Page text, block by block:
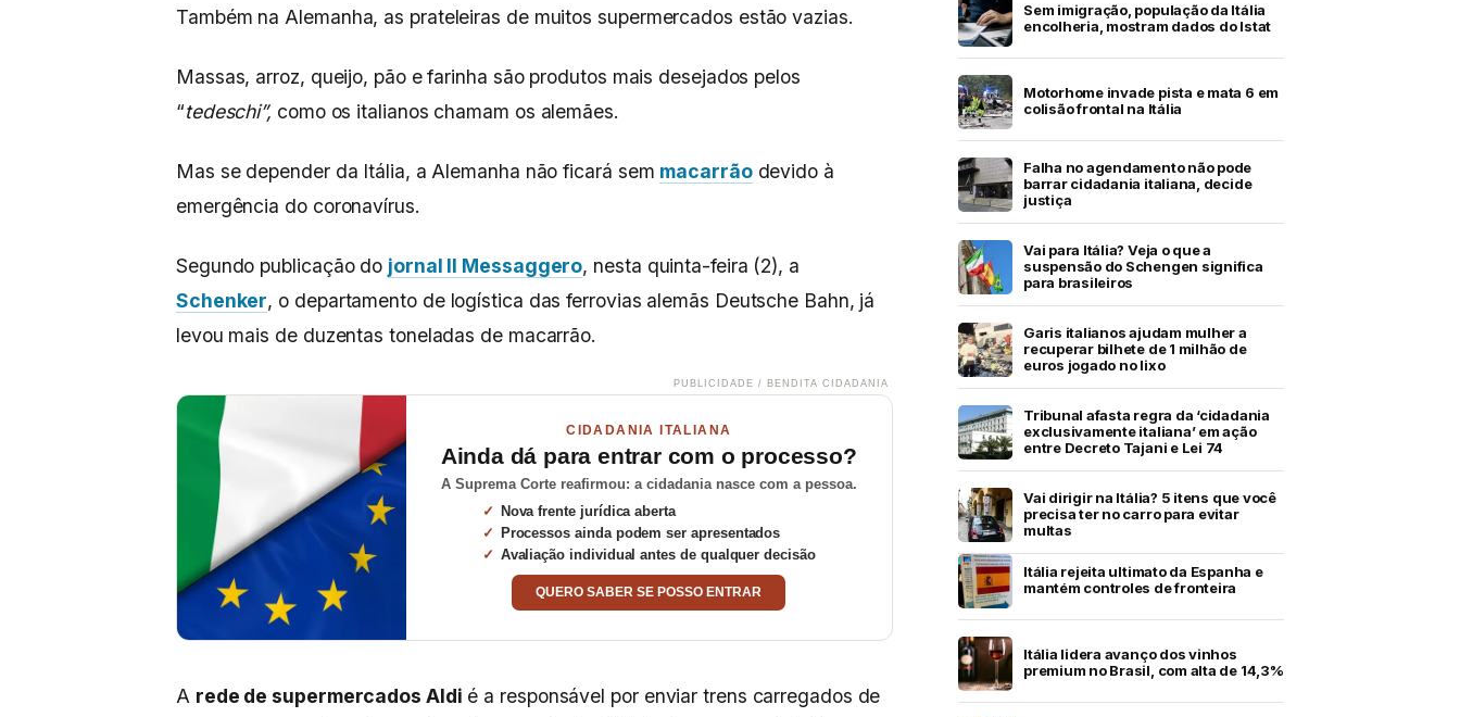
Também na Alemanha, as prateleiras de muitos supermercados estão vazias.
Massas, arroz, queijo, pão e farinha são produtos mais desejados pelos
“tedeschi”, como os italianos chamam os alemães.
Mas se depender da Itália, a Alemanha não ficará sem macarrãodevido à
emergência do coronavírus.
Segundo publicação do jornal Il Messaggero, nesta quinta-feira (2), a
Schenker, o departamento de logística das ferrovias alemãs Deutsche Bahn, já
levou mais de duzentas toneladas de macarrão.
PUBLICIDADE / BENDITA CIDADANIA
CIDADANIA ITALIANA
Ainda dá para entrar com o processo?
A Suprema Corte reafirmou: a cidadania nasce com a pessoa.
Nova frente jurídica aberta
Processos ainda podem ser apresentados
Avaliação individual antes de qualquer decisão
QUERO SABER SE POSSO ENTRAR
A rede de supermercados Aldi é a responsável por enviar trens carregados de
Sem imigração, população da Itália
encolheria, mostram dados do Istat
Motorhome invade pista e mata 6 em
colisão frontal na Itália
Falha no agendamento não pode
barrar cidadania italiana, decide
justiça
Vai para Itália? Veja o que a
suspensão do Schengen significa
para brasileiros
Garis italianos ajudam mulher a
recuperar bilhete de 1 milhão de
euros jogado no lixo
Tribunal afasta regra da ‘cidadania
exclusivamente italiana’ em ação
entre Decreto Tajani e Lei 74
Vai dirigir na Itália? 5 itens que você
precisa ter no carro para evitar
multas
Itália rejeita ultimato da Espanha e
mantém controles de fronteira
Itália lidera avanço dos vinhos
premium no Brasil, com alta de 14,3%